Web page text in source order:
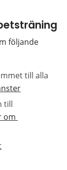
följande
till alla
till
om